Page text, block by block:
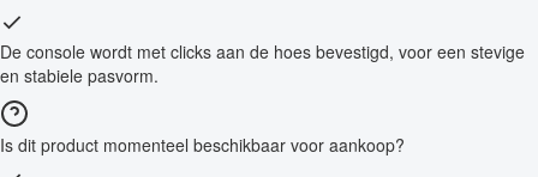
De console wordt met clicks aan de hoes bevestigd, voor een stevige
en stabiele pasvorm.
Is dit product momenteel beschikbaar voor aankoop?